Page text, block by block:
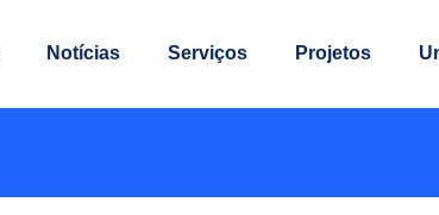
Notícias Serviços Projetos